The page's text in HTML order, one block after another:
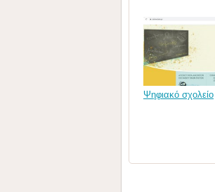
Ψηφιακό σχολείο